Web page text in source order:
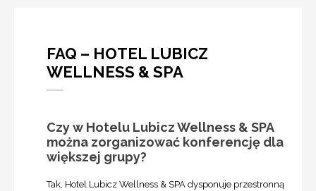
FAQ – HOTEL LUBICZ
WELLNESS & SPA
Czy w Hotelu Lubicz Wellness & SPA
można zorganizować konferencję dla
większej grupy?
Tak, Hotel Lubicz Wellness & SPA dysponuje przestronną